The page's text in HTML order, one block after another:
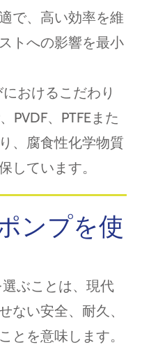
で、高い効率を維
トへの影響を最小
おけるこだわり
PVDF、PTFEまた
、腐食性化学物質
しています。
ンプを使
ぶことは、現代
ない安全、耐久、
とを意味します。